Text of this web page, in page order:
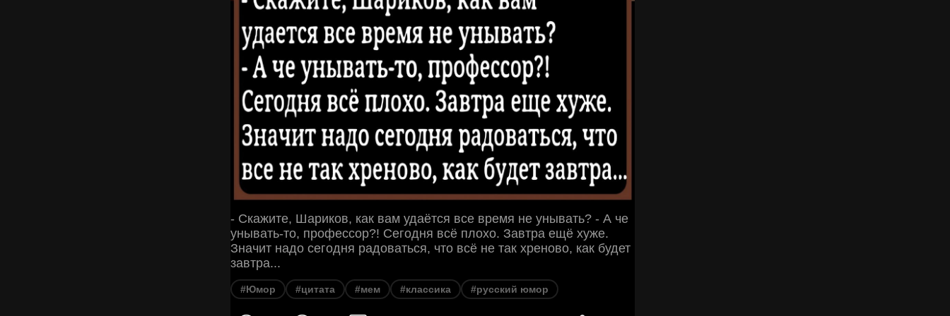
- Скажите, Шариков, как вам удаётся все время не унывать? - А че
унывать-то, профессор?! Сегодня всё плохо. Завтра ещё хуже.
Значит надо сегодня радоваться, что всё не так хреново, как будет
завтра...
#Юмор #цитата #мем #классика #русский юмор